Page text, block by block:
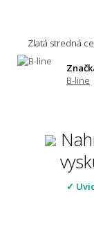
Zlatá stredná
B-line
✓